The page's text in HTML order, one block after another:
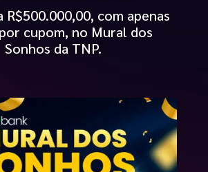
R$500.000,00, com apenas
cupom, no Mural dos
Sonhos da TNP.